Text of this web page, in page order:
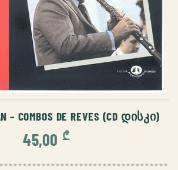
ᲓᲐᲛᲐᲢᲔᲑᲐ
– COMBOS DE REVES (CD ᲓᲘᲡᲙᲘ)
45,00 ₾